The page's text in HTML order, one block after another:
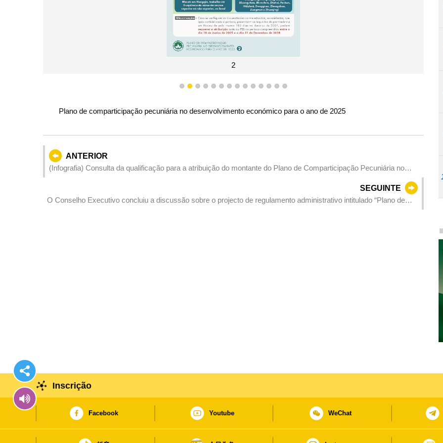
2
1 2 3 4 5 6 7 8 9 1011121314
Plano de comparticipação pecuniária no desenvolvimento económico para o ano de 2025
ANTERIOR
(Infografia) Consulta da qualificação para a atribuição do montante do Plano de Comparticipação Pecuniária no
SEGUINTE
O Conselho Executivo concluiu a discussão sobre o projecto de regulamento administrativo intitulado “Plano de
Inscrição
Facebook Youtube WeChat